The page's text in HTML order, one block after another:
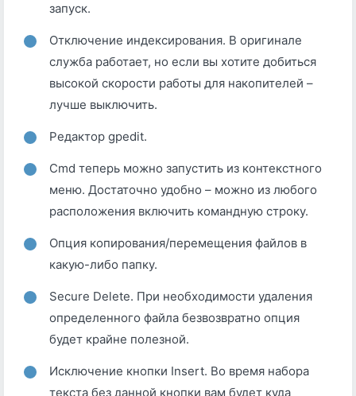
запуск.
Отключение индексирования. В оригинале
служба работает, но если вы хотите добиться
высокой скорости работы для накопителей –
лучше выключить.
Редактор gpedit.
Cmd теперь можно запустить из контекстного
меню. Достаточно удобно – можно из любого
расположения включить командную строку.
Опция копирования/перемещения файлов в
какую-либо папку.
Secure Delete. При необходимости удаления
определенного файла безвозвратно опция
будет крайне полезной.
Исключение кнопки Insert. Во время набора
текста без данной кнопки вам будет куда